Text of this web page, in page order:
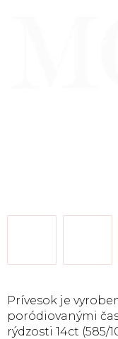
Prívesok je
poródiovanými
rýdzosti 14ct (585/